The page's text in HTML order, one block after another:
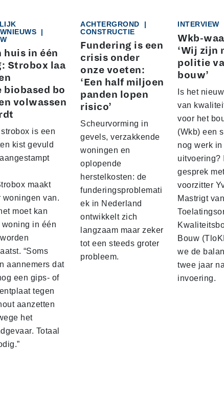
|
huis in één
Strobox laa
biobased bo
volwassen
strobox is een
kist gevuld
maakt
woningen van.
moet kan
woning in één
“Soms
aannemers dat
een gips‑ of
tegen
aanzetten
het
Totaal
ACHTERGROND
|
CONSTRUCTIE
Fundering is een
crisis onder
onze voeten:
‘Een half miljoen
panden lopen
risico’
Scheurvorming in
gevels, verzakkende
woningen en
oplopende
herstelkosten: de
funderingsproblemati
ek in Nederland
ontwikkelt zich
langzaam maar zeker
tot een steeds groter
probleem.
INTERVIEW
Wkb-
‘Wij zijn
politie
bouw’
Is het
van
voor het
(Wkb) een
nog werk in
uitvoering?
gesprek
voorzitter
Mastrigt
Bouw
we de
twee jaar
invoering.